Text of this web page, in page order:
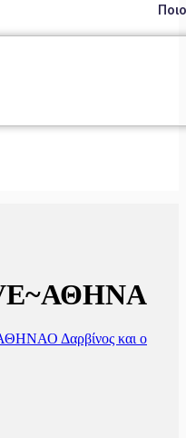
Ο Δαρβίνος και ο